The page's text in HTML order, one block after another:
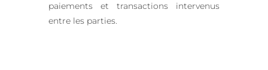
paiements et transactions intervenus
entre les parties.